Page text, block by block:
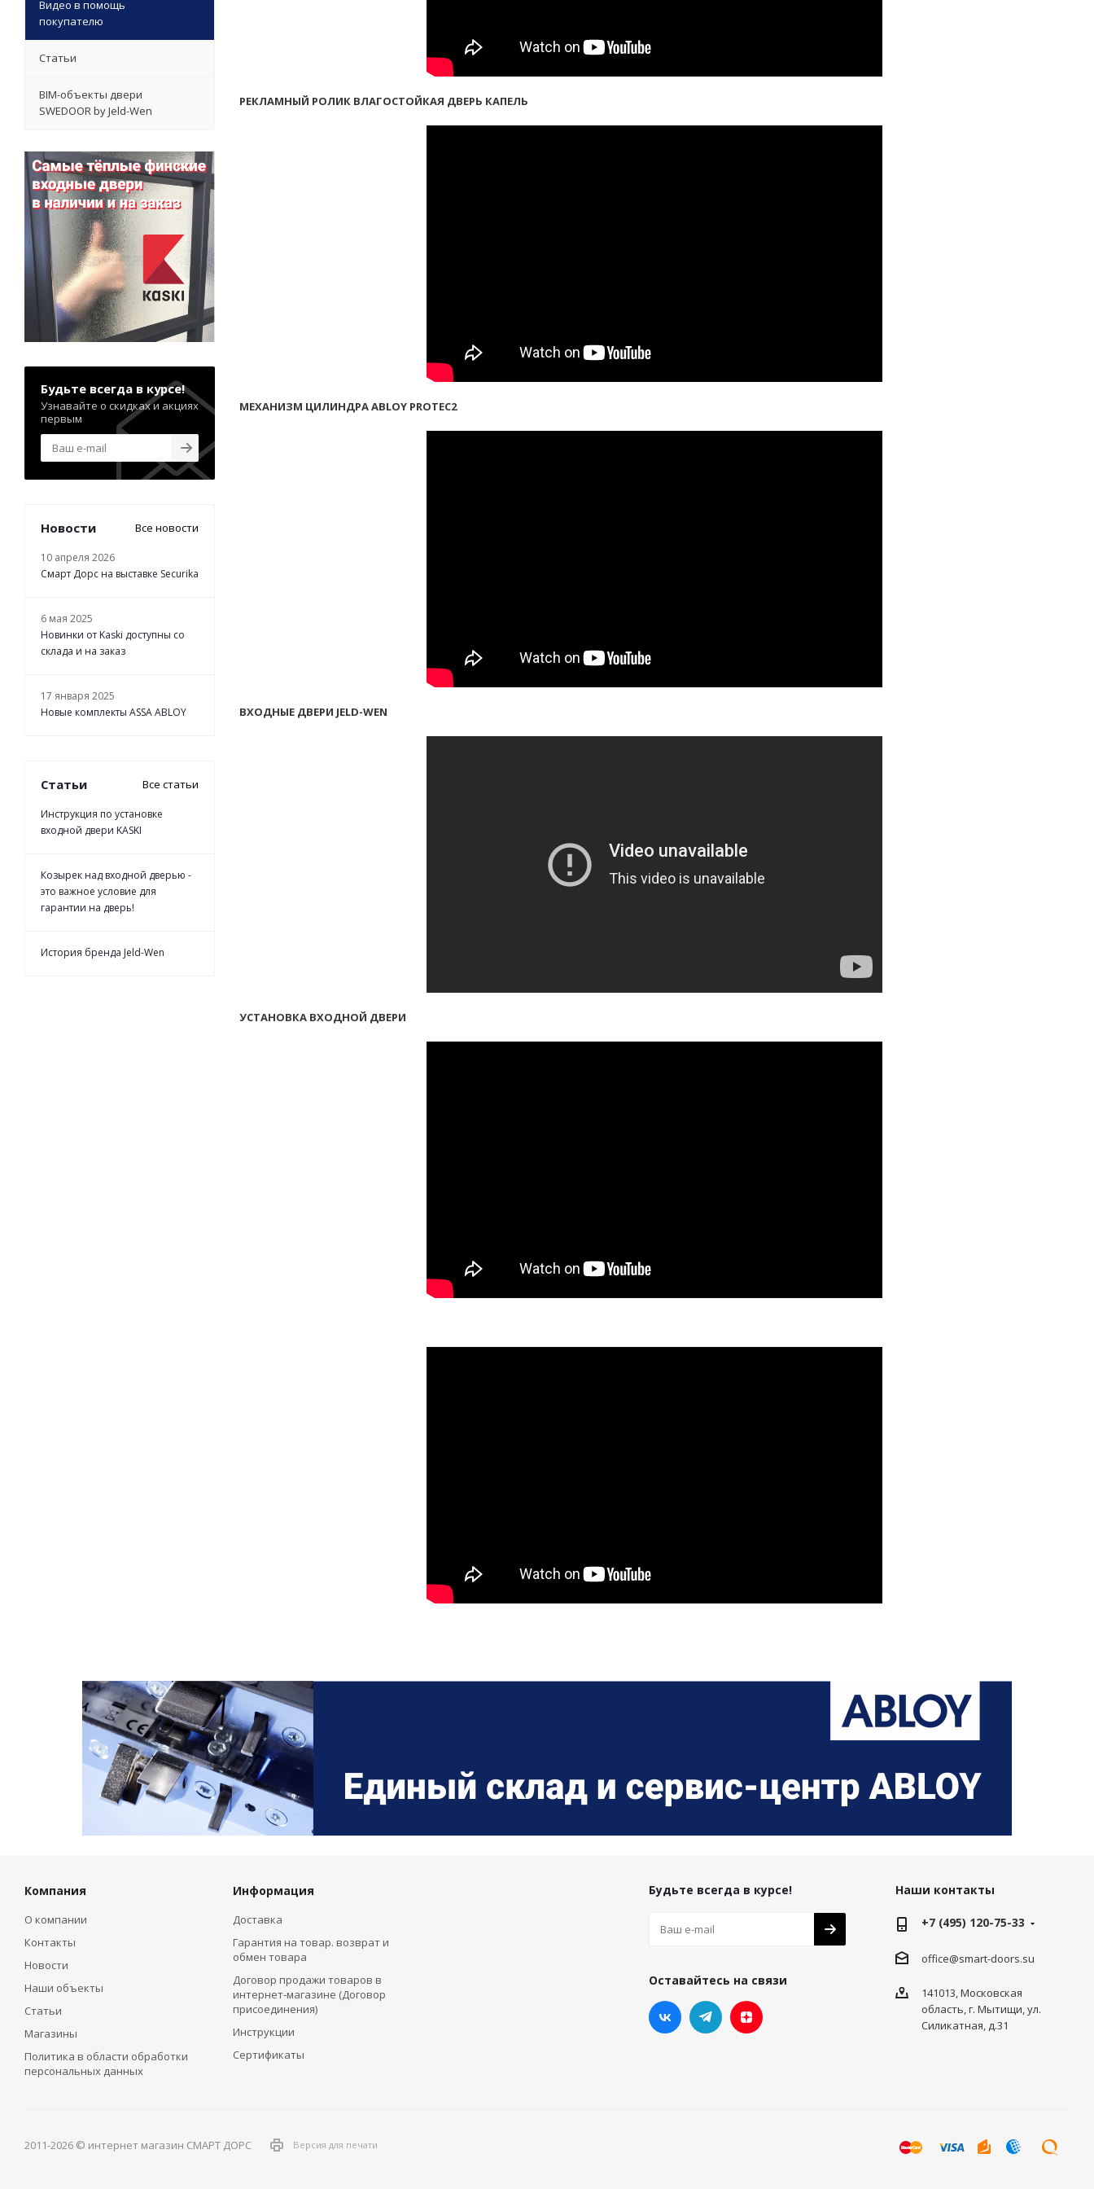
РЕКЛАМНЫЙ РОЛИК ВЛАГОСТОЙКАЯ ДВЕРЬ КАПЕЛЬ
МЕХАНИЗМ ЦИЛИНДРА ABLOY PROTEC2
ВХОДНЫЕ ДВЕРИ JELD-WEN
УСТАНОВКА ВХОДНОЙ ДВЕРИ
Видео в помощь
покупателю
Статьи
BIM-объекты двери
SWEDOOR by Jeld-Wen
Будьте всегда в курсе!
Узнавайте о скидках и акциях
первым
Новости Все новости
10 апреля 2026
Смарт Дорс на выставке Securika
6 мая 2025
Новинки от Kaski доступны со
склада и на заказ
17 января 2025
Новые комплекты ASSA ABLOY
Статьи Все статьи
Инструкция по установке
входной двери KASKI
Козырек над входной дверью -
это важное условие для
гарантии на дверь!
История бренда Jeld-Wen
Компания
О компании
Контакты
Новости
Наши объекты
Статьи
Магазины
Политика в области обработки
персональных данных
Информация
Доставка
Гарантия на товар. возврат и
обмен товара
Договор продажи товаров в
интернет-магазине (Договор
присоединения)
Инструкции
Сертификаты
Будьте всегда в курсе!
Оставайтесь на связи
Наши контакты
+7 (495) 120-75-33
office@smart-doors.su
141013, Московская
область, г. Мытищи, ул.
Силикатная, д.31
2011-2026 © интернет магазин СМАРТ ДОРС Версия для печати